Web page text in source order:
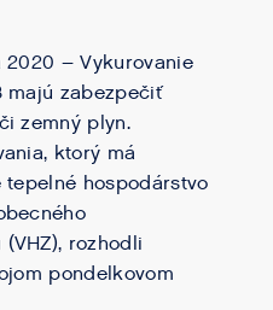
2020 – Vykurovanie
majú zabezpečiť
zemný plyn.
ktorý má
hospodárstvo
rozhodli
pondelkovom